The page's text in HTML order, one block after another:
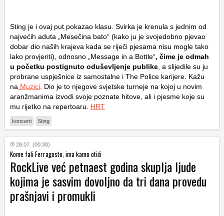
Sting je i ovaj put pokazao klasu. Svirka je krenula s jednim od
najvećih aduta „Mesečina bato“ (kako ju je svojedobno pjevao
dobar dio naših krajeva kada se riječi pjesama nisu mogle tako
lako provjeriti), odnosno „Message in a Bottle“, čime je odmah
u početku postignuto oduševljenje publike , a slijedile su ju
probrane uspješnice iz samostalne i The Police karijere. Kažu
na Muzici . Dio je to njegove svjetske turneje na kojoj u novim
aranžmanima izvodi svoje poznate hitove, ali i pjesme koje su
mu rijetko na repertoaru. HRT
koncerti Sting
28.07. (00:30)
Kome fali Ferragosto, ima kamo otići
RockLive već petnaest godina skuplja ljude
kojima je sasvim dovoljno da tri dana provedu
prašnjavi i promukli